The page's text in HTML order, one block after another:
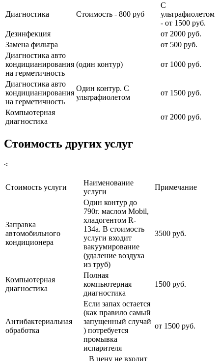
Диагностика Стоимость - 800 руб
С
ультрафиолетом
- от 1500 руб.
Дезинфекция
от 2000 руб.
Замена фильтра
от 500 руб.
Диагностика авто
кондицианирования
на герметичность
(один контур) от 1000 руб.
Диагностика авто
кондицианирования
на герметичность
Один контур. С
ультрафиолетом
от 1500 руб.
Компьютерная
диагностика
от 2000 руб.
Стоимость других услуг
<
Стоимость услуги
Наименование
услуги
Примечание
Заправка
автомобильного
кондиционера
Один контур до
790г. маслом Mobil,
хладогентом R-
134a. В стоимость
услуги входит
вакуумирование
(удаление воздуха
из труб)
3500 руб.
Компьютерная
диагностика
Полная
компьютерная
диагностика
1500 руб.
Антибактериальная
обработка
Если запах остается
(как правило самый
запущенный случай
) потребуется
промывка
испарителя
от 1500 руб.
В цену не входит